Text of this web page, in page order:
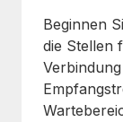
Beginnen
die Stellen